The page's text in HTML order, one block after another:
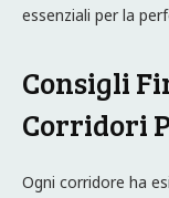
essenziali per la
Consigli
Corridori
Ogni corridore ha